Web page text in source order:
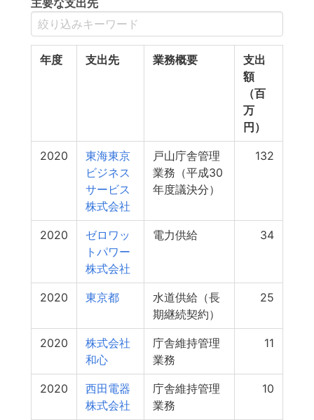
主要な支出先
年度 支出先 業務概要
支出
額
（百
万
円）
2020
東海東京
ビジネス
サービス
株式会社
戸山庁舎管理
業務（平成30
年度議決分）
132
2020
ゼロワッ
トパワー
株式会社
電力供給 34
2020 東京都
水道供給（長
期継続契約）
25
2020
株式会社
和心
庁舎維持管理
業務
11
2020
西田電器
株式会社
庁舎維持管理
業務
10